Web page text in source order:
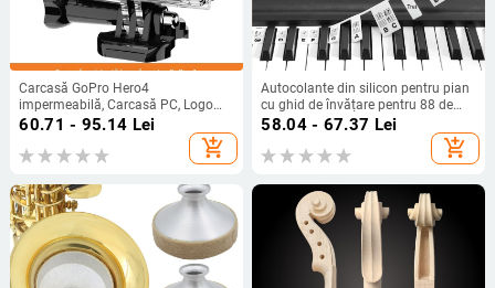
Carcasă GoPro Hero4
impermeabilă, Carcasă PC, Logo
imprimat, Potrivită pentru Hero4
60.71 - 95.14 Lei
add_shopping_cart
Autocolante din silicon pentru pian
cu ghid de învățare pentru 88 de
taste
58.04 - 67.37 Lei
add_shopping_cart